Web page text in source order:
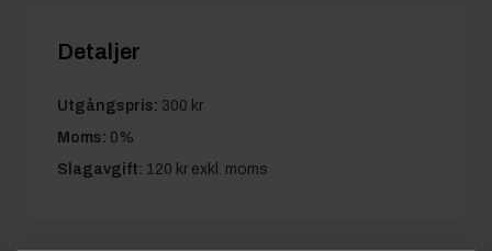
Detaljer
Utgångspris: 300 kr
Moms: 0%
Slagavgift: 120 kr exkl. moms